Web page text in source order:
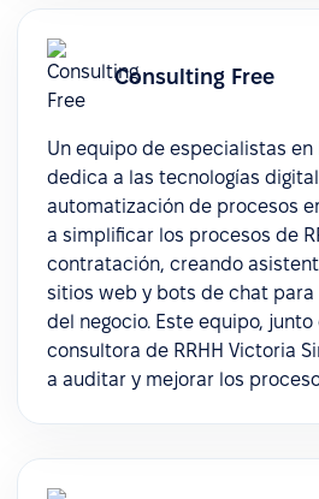
Consulting Free
Un equipo de especialistas en
dedica a las tecnologías
automatización de procesos
a simplificar los procesos de
contratación, creando
sitios web y bots de chat para
del negocio. Este equipo,
consultora de RRHH Victoria
a auditar y mejorar los